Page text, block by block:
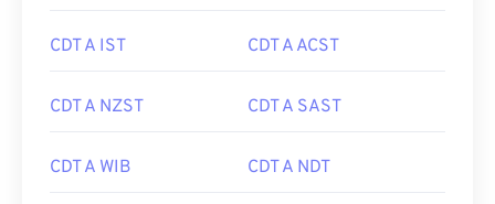
CDT A IST CDT A ACST
CDT A NZST CDT A SAST
CDT A WIB CDT A NDT